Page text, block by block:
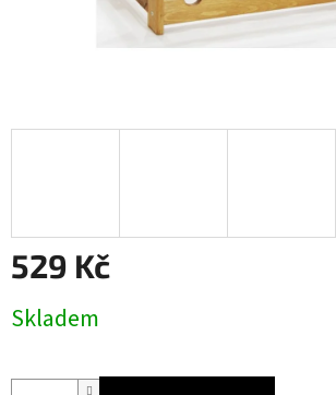
529 Kč
cena:
Skladem